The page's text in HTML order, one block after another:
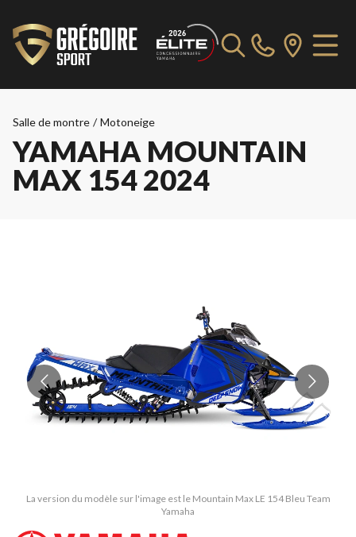
Salle de montre / Motoneige
YAMAHA MOUNTAIN
MAX 154 2024
La version du modèle sur l'image est le Mountain Max LE 154 Bleu Team
Yamaha